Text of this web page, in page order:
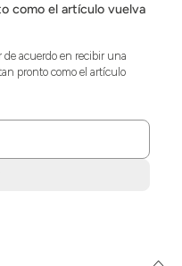
como el artículo vuelva
de acuerdo en recibir una
pronto como el artículo